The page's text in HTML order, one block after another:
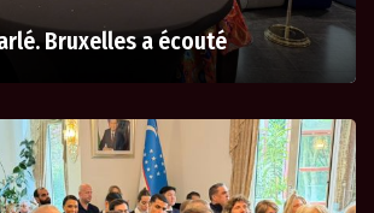
Bruxelles a écouté